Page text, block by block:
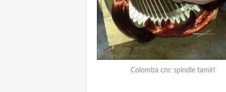
Colomba cnc spindle tamiri